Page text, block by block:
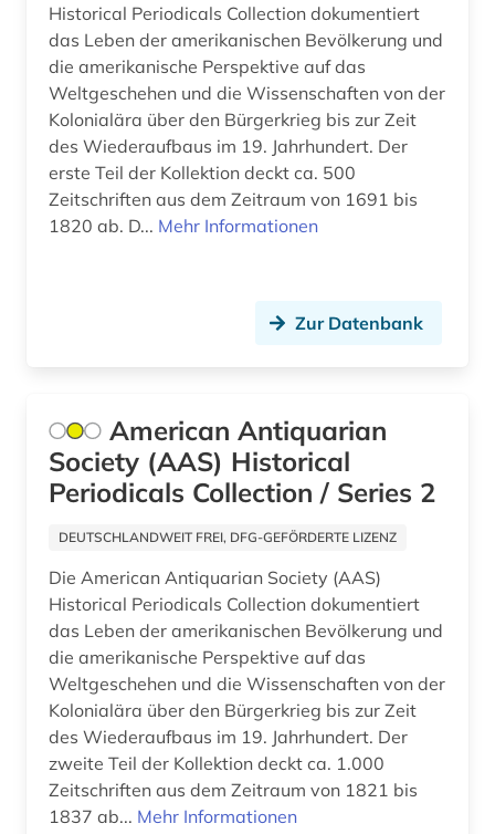
anorganik (1)
anorganische chemie (5)
anorganischer werkstoff (1)
anpassung (1)
anthropologie (19)
anthroposophie (1)
antifaschismus (1)
antiheld (1)
antike (19)
antike philosophie (1)
antike religionen (3)
antikensammlung (1)
antikolonialismus (2)
Historical Periodicals Collection dokumentiert
das Leben der amerikanischen Bevölkerung und
die amerikanische Perspektive auf das
Weltgeschehen und die Wissenschaften von der
Kolonialära über den Bürgerkrieg bis zur Zeit
des Wiederaufbaus im 19. Jahrhundert. Der
erste Teil der Kollektion deckt ca. 500
Zeitschriften aus dem Zeitraum von 1691 bis
1820 ab. D... Mehr Informationen
Zur Datenbank
American Antiquarian
Society (AAS) Historical
Periodicals Collection / Series 2
DEUTSCHLANDWEIT FREI, DFG-GEFÖRDERTE LIZENZ
Die American Antiquarian Society (AAS)
Historical Periodicals Collection dokumentiert
das Leben der amerikanischen Bevölkerung und
die amerikanische Perspektive auf das
Weltgeschehen und die Wissenschaften von der
Kolonialära über den Bürgerkrieg bis zur Zeit
des Wiederaufbaus im 19. Jahrhundert. Der
zweite Teil der Kollektion deckt ca. 1.000
Zeitschriften aus dem Zeitraum von 1821 bis
1837 ab... Mehr Informationen